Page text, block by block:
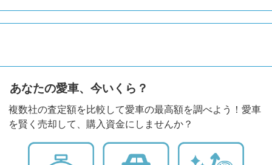
あなたの愛車、今いくら？
複数社の査定額を比較して愛車の最高額を調べよう！愛車
を賢く売却して、購入資金にしませんか？